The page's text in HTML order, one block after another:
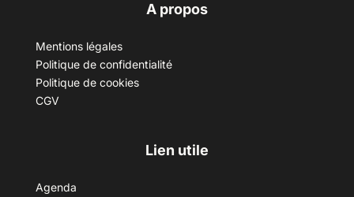
A propos
Mentions légales
Politique de confidentialité
Politique de cookies
CGV
Lien utile
Agenda